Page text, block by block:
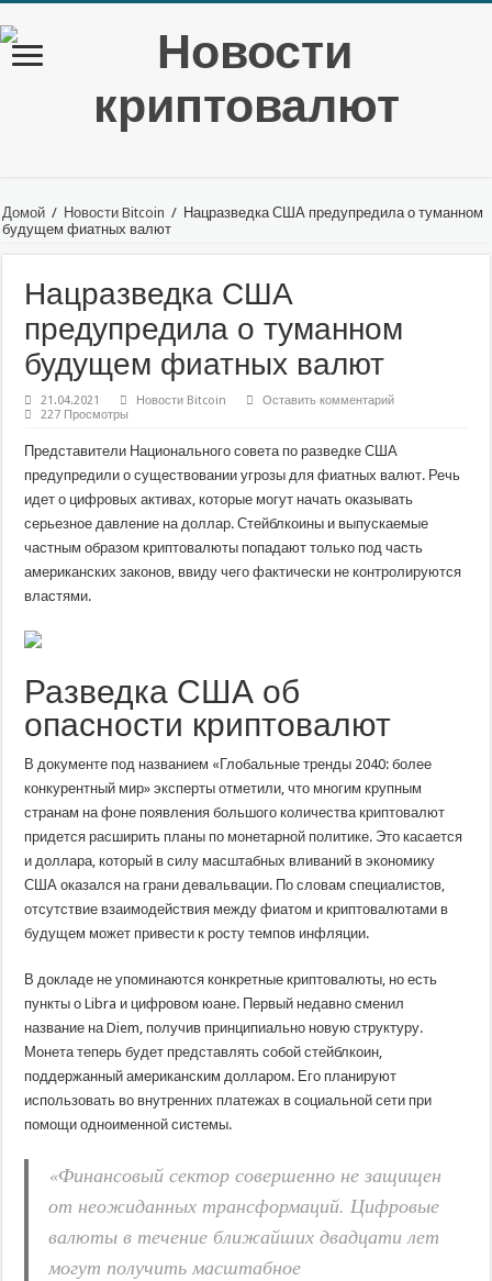
Домой / Новости Bitcoin / Нацразведка США предупредила о туманном
будущем фиатных валют
Нацразведка США
предупредила о туманном
будущем фиатных валют
21.04.2021 Новости Bitcoin
Оставить комментарий
227 Просмотры
Представители Национального совета по разведке США
предупредили о существовании угрозы для фиатных валют. Речь
идет о цифровых активах, которые могут начать оказывать
серьезное давление на доллар. Стейблкоины и выпускаемые
частным образом криптовалюты попадают только под часть
американских законов, ввиду чего фактически не контролируются
властями.
Разведка США об
опасности криптовалют
В документе под названием «Глобальные тренды 2040: более
конкурентный мир» эксперты отметили, что многим крупным
странам на фоне появления большого количества криптовалют
придется расширить планы по монетарной политике. Это касается
и доллара, который в силу масштабных вливаний в экономику
США оказался на грани девальвации. По словам специалистов,
отсутствие взаимодействия между фиатом и криптовалютами в
будущем может привести к росту темпов инфляции.
В докладе не упоминаются конкретные криптовалюты, но есть
пункты о Libra и цифровом юане. Первый недавно сменил
название на Diem, получив принципиально новую структуру.
Монета теперь будет представлять собой стейблкоин,
поддержанный американским долларом. Его планируют
использовать во внутренних платежах в социальной сети при
помощи одноименной системы.
«Финансовый сектор совершенно не защищен
от неожиданных трансформаций. Цифровые
валюты в течение ближайших двадцати лет
могут получить масштабное